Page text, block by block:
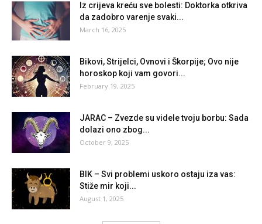
Iz crijeva kreću sve bolesti: Doktorka otkriva
da zadobro varenje svaki...
March 16, 2025
Bikovi, Strijelci, Ovnovi i Škorpije; Ovo nije
horoskop koji vam govori...
February 19, 2025
JARAC – Zvezde su videle tvoju borbu: Sada
dolazi ono zbog...
October 9, 2025
BIK – Svi problemi uskoro ostaju iza vas:
Stiže mir koji...
August 1, 2025